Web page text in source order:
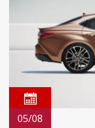
05/08